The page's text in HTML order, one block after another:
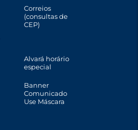
Correios
(consultas de
CEP)
Alvará horário
especial
Banner
Comunicado
Use Máscara